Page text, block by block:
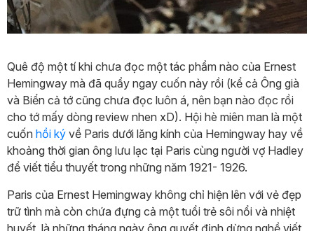
Quê độ một tí khi chưa đọc một tác phẩm nào của Ernest
Hemingway mà đã quẩy ngay cuốn này rồi (kể cả Ông già
và Biển cả tớ cũng chưa đọc luôn á, nên bạn nào đọc rồi
cho tớ mấy dòng review nhen xD). Hội hè miên man là một
cuốn hồi ký về Paris dưới lăng kính của Hemingway hay về
khoảng thời gian ông lưu lạc tại Paris cùng người vợ Hadley
để viết tiểu thuyết trong những năm 1921- 1926.
Paris của Ernest Hemingway không chỉ hiện lên với vẻ đẹp
trữ tình mà còn chứa đựng cả một tuổi trẻ sôi nổi và nhiệt
huyết, là những tháng ngày ông quyết định dừng nghề viết